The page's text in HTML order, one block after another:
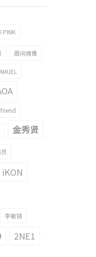
PINK
周间偶像
金秀贤
iKON
李敏镐
2NE1